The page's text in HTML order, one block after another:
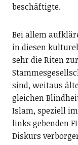
beschäftigte.
Bei allem
in diesen
sehr die Riten
sind, weitaus
gleichen
Islam, speziell
links gebenden
Diskurs